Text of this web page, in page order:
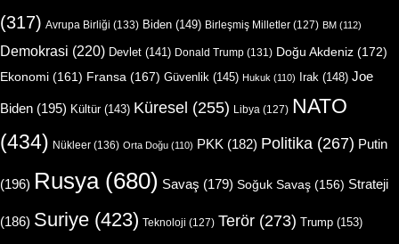
(317) Avrupa Birliği (133) Biden (149) Birleşmiş Milletler (127) BM (112)
Demokrasi (220) Devlet (141) Donald Trump (131) Doğu Akdeniz (172)
Ekonomi (161) Fransa (167) Güvenlik (145) Hukuk (110) Irak (148) Joe
Biden (195) Kültür(143) Küresel (255) Libya (127) NATO
(434) Nükleer (136) Orta Doğu (110) PKK (182) Politika (267) Putin
(196) Rusya(680) Savaş (179) Soğuk Savaş (156) Strateji
(186) Suriye (423) Teknoloji (127) Terör (273) Trump (153)